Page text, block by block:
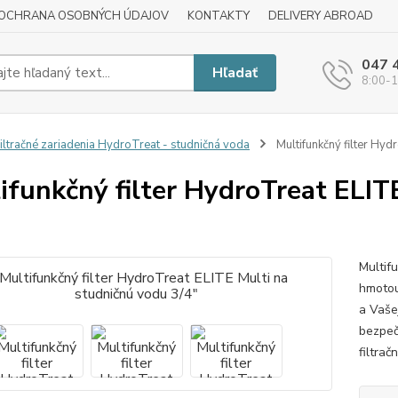
OSOBNÝCH ÚDAJOV KONTAKTY DELIVERY ABROAD
Hľadať 047
8:00-
zariadenia HydroTreat - studničná voda Multifunkčný filter
filter HydroTreat
a